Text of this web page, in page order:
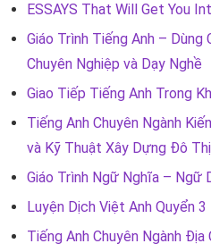
ESSAYS That Will Get You
Giáo Trình Tiếng Anh – Dùng
Chuyên Nghiệp và Dạy Nghề
Giao Tiếp Tiếng Anh Trong
Tiếng Anh Chuyên Ngành
và Kỹ Thuật Xây Dựng Đô Thị
Giáo Trình Ngữ Nghĩa – Ngữ
Luyện Dịch Việt Anh Quyển 3
Tiếng Anh Chuyên Ngành Địa